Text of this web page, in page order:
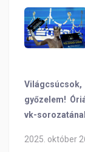
győzelem!
vk-
2025. október